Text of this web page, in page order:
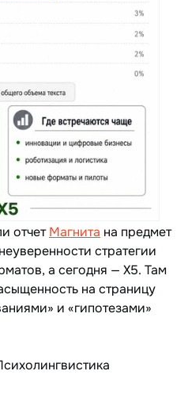
отчетМагнита на предмет
стратегии
а сегодня — Х5. Там
на страницу
и «гипотезами»